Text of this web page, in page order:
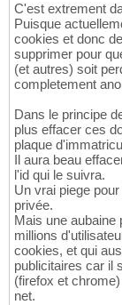
C'est extrement
Puisque
cookies et donc
supprimer pour
(et autres) soit
completement
Dans le principe
plus effacer ces
plaque
Il aura beau
l'id qui le suivra.
Un vrai piege
privée.
Mais une aubaine
millions
cookies, et qui
publicitaires car il
(firefox et
net.